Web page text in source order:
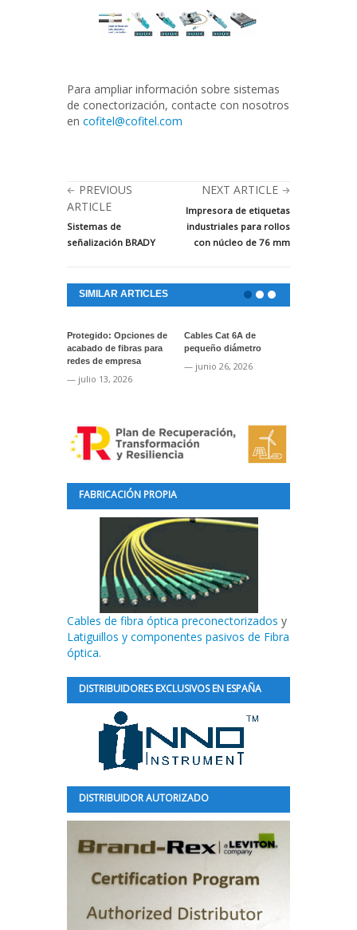
Para ampliar información sobre sistemas
de conectorización, contacte con nosotros
en cofitel@cofitel.com
PREVIOUS
ARTICLE
Sistemas de
señalización BRADY
NEXT ARTICLE
Impresora de etiquetas
industriales para rollos
con núcleo de 76 mm
SIMILAR ARTICLES
Protegido: Opciones de
acabado de fibras para
redes de empresa
— julio 13, 2026
Cables Cat 6A de
pequeño diámetro
— junio 26, 2026
FABRICACIÓN PROPIA
Cables de fibra óptica preconectorizados y
Latiguillos y componentes pasivos de Fibra
óptica.
DISTRIBUIDORES EXCLUSIVOS EN ESPAÑA
DISTRIBUIDOR AUTORIZADO